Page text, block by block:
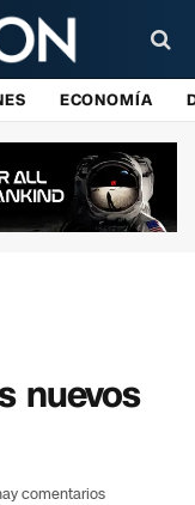
ECONOMÍA
nuevos
comentarios